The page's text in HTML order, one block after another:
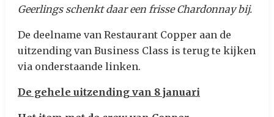
Geerlings schenkt daar een frisse Chardonnay bij.
De deelname van Restaurant Copper aan de
uitzending van Business Class is terug te kijken
via onderstaande linken.
De gehele uitzending van 8 januari